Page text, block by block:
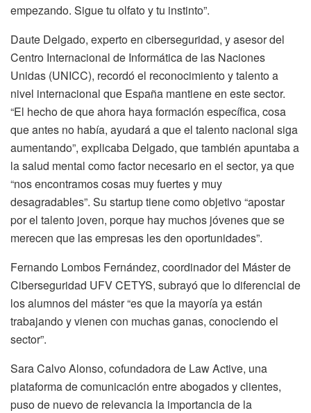
empezando. Sigue tu olfato y tu instinto”.
Daute Delgado, experto en ciberseguridad, y asesor del
Centro Internacional de Informática de las Naciones
Unidas (UNICC), recordó el reconocimiento y talento a
nivel internacional que España mantiene en este sector.
“El hecho de que ahora haya formación específica, cosa
que antes no había, ayudará a que el talento nacional siga
aumentando”, explicaba Delgado, que también apuntaba a
la salud mental como factor necesario en el sector, ya que
“nos encontramos cosas muy fuertes y muy
desagradables”. Su startup tiene como objetivo “apostar
por el talento joven, porque hay muchos jóvenes que se
merecen que las empresas les den oportunidades”.
Fernando Lombos Fernández, coordinador del Máster de
Ciberseguridad UFV CETYS, subrayó que lo diferencial de
los alumnos del máster “es que la mayoría ya están
trabajando y vienen con muchas ganas, conociendo el
sector”.
Sara Calvo Alonso, cofundadora de Law Active, una
plataforma de comunicación entre abogados y clientes,
puso de nuevo de relevancia la importancia de la